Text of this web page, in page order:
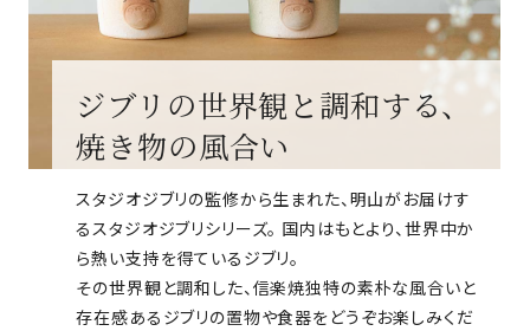
ジブリの世界観と調和する、
焼き物の風合い
スタジオジブリの監修から生まれた、明山がお届けす
るスタジオジブリシリーズ。 国内はもとより、世界中か
ら熱い支持を得ているジブリ。
その世界観と調和した、信楽焼独特の素朴な風合いと
存在感あるジブリの置物や食器をどうぞお楽しみくだ